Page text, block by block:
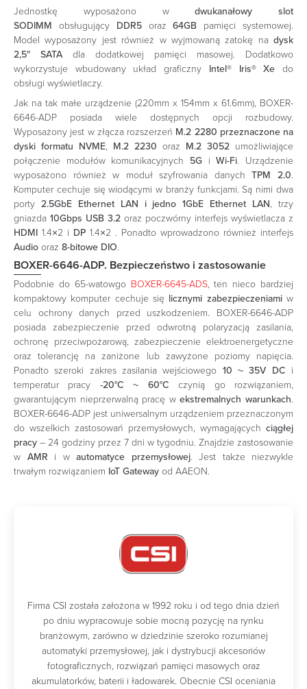
Jednostkę wyposażono wdwukanałowy slot
SODIMM obsługujący DDR5oraz64GB pamięci systemowej.
Model wyposażony jest również w wyjmowaną zatokę na dysk
2,5″ SATA dla dodatkowej pamięci masowej. Dodatkowo
wykorzystuje wbudowany układ graficzny Intel® Iris® Xe do
obsługi wyświetlaczy.
Jak na tak małe urządzenie (220mm x 154mm x 61.6mm), BOXER-
6646-ADP posiada wiele dostępnych opcji rozbudowy.
Wyposażony jest w złącza rozszerzeń M.2 2280 przeznaczone na
dyski formatu NVME, M.2 2230 oraz M.2 3052 umożliwiające
połączenie modułów komunikacyjnych 5G iWi-Fi. Urządzenie
wyposażono również w moduł szyfrowania danychTPM 2.0.
Komputer cechuje się wiodącymi w branży funkcjami. Są nimi dwa
porty 2.5GbE Ethernet LAN i jedno 1GbE Ethernet LAN, trzy
gniazda 10Gbps USB 3.2 oraz poczwórny interfejs wyświetlacza z
HDMI 1.4×2 i DP 1.4×2 . Ponadto wprowadzono również interfejs
Audio oraz 8-bitowe DIO.
BOXER-6646-ADP. Bezpieczeństwo i zastosowanie
Podobnie do 65-watowgo BOXER-6645-ADS, ten nieco bardziej
kompaktowy komputer cechuje się licznymi zabezpieczeniamiw
celu ochrony danych przed uszkodzeniem. BOXER-6646-ADP
posiada zabezpieczenie przed odwrotną polaryzacją zasilania,
ochronę przeciwpożarową, zabezpieczenie elektroenergetyczne
oraz tolerancję na zaniżone lub zawyżone poziomy napięcia.
Ponadto szeroki zakres zasilania wejściowego 10 ~ 35V DC i
temperatur pracy -20°C ~ 60°C czynią go rozwiązaniem,
gwarantującym nieprzerwalną pracę wekstremalnych warunkach.
BOXER-6646-ADP jest uniwersalnym urządzeniem przeznaczonym
do wszelkich zastosowań przemysłowych, wymagających ciągłej
pracy – 24 godziny przez 7 dni w tygodniu. Znajdzie zastosowanie
w AMR i w automatyce przemysłowej. Jest także niezwykle
trwałym rozwiązaniem IoT Gateway od AAEON.
Firma CSI została założona w 1992 roku i od tego dnia dzień
po dniu wypracowuje sobie mocną pozycję na rynku
branżowym, zarówno w dziedzinie szeroko rozumianej
automatyki przemysłowej, jak i dystrybucji akcesoriów
fotograficznych, rozwiązań pamięci masowych oraz
akumulatorków, baterii i ładowarek. Obecnie CSI oceniania